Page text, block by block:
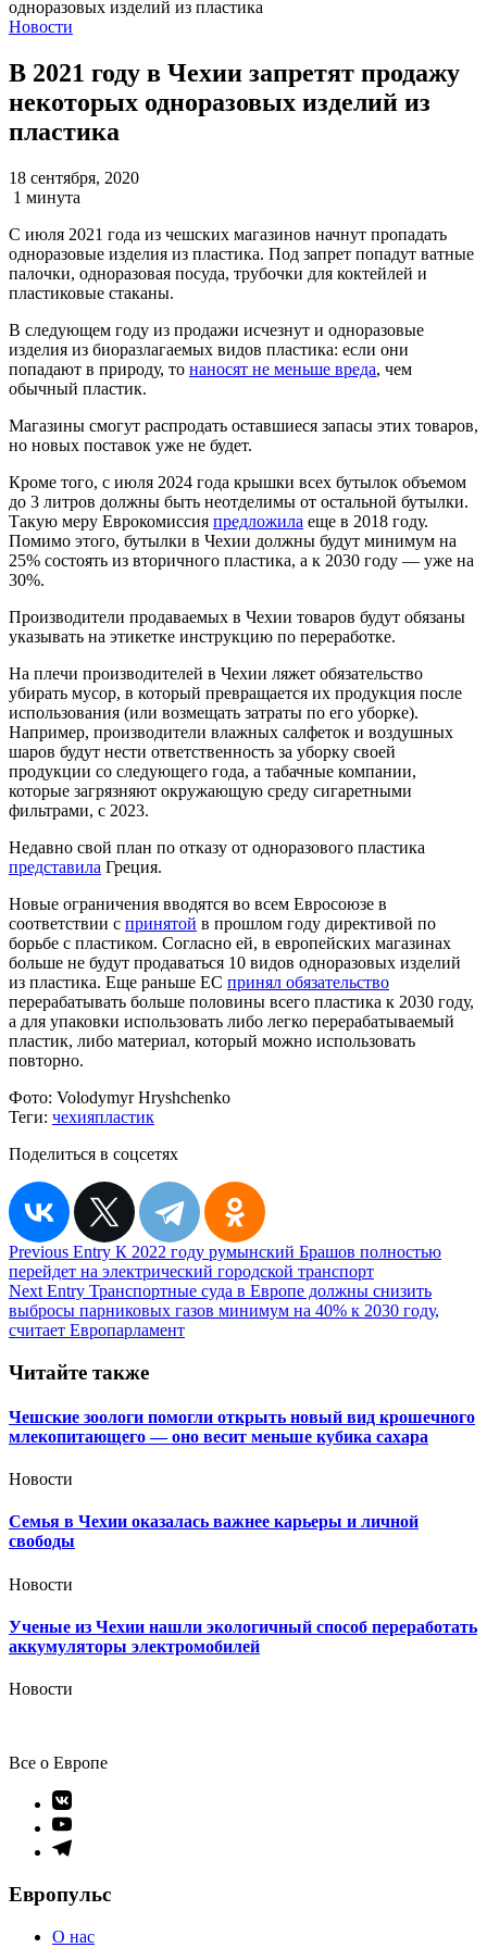
Новости
В 2021 году в Чехии запретят продажу
некоторых одноразовых изделий из
пластика
18 сентября, 2020
1 минута
С июля 2021 года из чешских магазинов начнут пропадать
одноразовые изделия из пластика. Под запрет попадут ватные
палочки, одноразовая посуда, трубочки для коктейлей и
пластиковые стаканы.
В следующем году из продажи исчезнут и одноразовые
изделия из биоразлагаемых видов пластика: если они
попадают в природу, то наносят не меньше вреда, чем
обычный пластик.
Магазины смогут распродать оставшиеся запасы этих товаров,
но новых поставок уже не будет.
Кроме того, с июля 2024 года крышки всех бутылок объемом
до 3 литров должны быть неотделимы от остальной бутылки.
Такую меру Еврокомиссия предложила еще в 2018 году.
Помимо этого, бутылки в Чехии должны будут минимум на
25% состоять из вторичного пластика, а к 2030 году — уже на
30%.
Производители продаваемых в Чехии товаров будут обязаны
указывать на этикетке инструкцию по переработке.
На плечи производителей в Чехии ляжет обязательство
убирать мусор, в который превращается их продукция после
использования (или возмещать затраты по его уборке).
Например, производители влажных салфеток и воздушных
шаров будут нести ответственность за уборку своей
продукции со следующего года, а табачные компании,
которые загрязняют окружающую среду сигаретными
фильтрами, с 2023.
Недавно свой план по отказу от одноразового пластика
представила Греция.
Новые ограничения вводятся во всем Евросоюзе в
соответствии с принятой в прошлом году директивой по
борьбе с пластиком. Согласно ей, в европейских магазинах
больше не будут продаваться 10 видов одноразовых изделий
из пластика. Еще раньше ЕС принял обязательство
перерабатывать больше половины всего пластика к 2030 году,
а для упаковки использовать либо легко перерабатываемый
пластик, либо материал, который можно использовать
повторно.
Фото: Volodymyr Hryshchenko
Теги: чехияпластик
Поделиться в соцсетях
Навигация
по
записям
Previous Entry К 2022 году румынский Брашов полностью
перейдет на электрический городской транспорт
Next Entry Транспортные суда в Европе должны снизить
выбросы парниковых газов минимум на 40% к 2030 году,
считает Европарламент
Читайте также
Чешские зоологи помогли открыть новый вид крошечного
млекопитающего — оно весит меньше кубика сахара
Новости
Семья в Чехии оказалась важнее карьеры и личной
свободы
Новости
Ученые из Чехии нашли экологичный способ переработать
аккумуляторы электромобилей
Новости
Все о Европе
Элемент
меню
Элемент
меню
Элемент
Европульс
О нас